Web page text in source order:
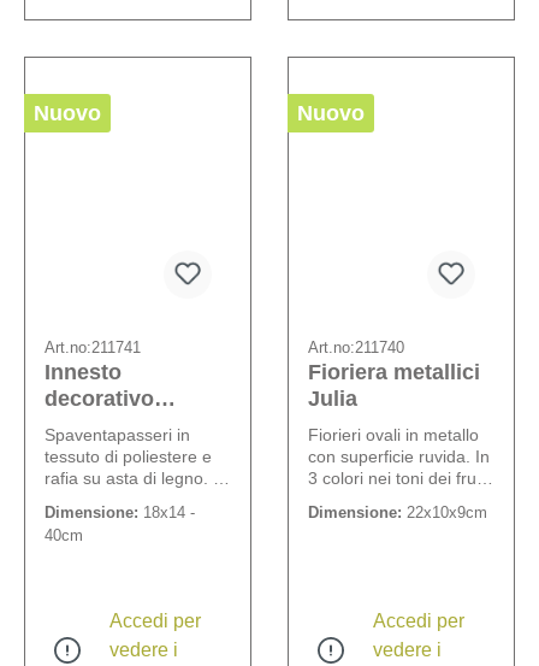
Nuovo
Art.no:211741
Innesto
decorativo
“Spaventapasseri
”
Spaventapasseri in
tessuto di poliestere e
rafia su asta di legno. 3
Dimensione: 18x14 -
40cm
Accedi per
vedere i
Nuovo
Art.no:211740
Fioriera metallici
Julia
Fiorieri ovali in metallo
con superficie ruvida. In
3 colori nei toni dei frutti
colore.
Dimensione: 22x10x9cm
Accedi per
vedere i